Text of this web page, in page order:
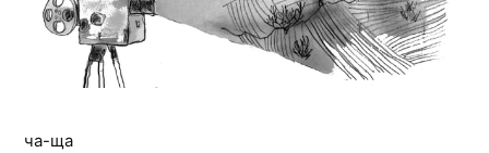
ча-ща